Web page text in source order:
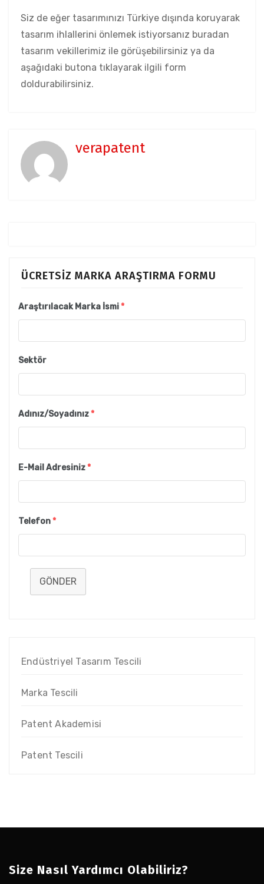
Siz de eğer tasarımınızı Türkiye dışında koruyarak
tasarım ihlallerini önlemek istiyorsanız buradan
tasarım vekillerimiz ile görüşebilirsiniz ya da
aşağıdaki butona tıklayarak ilgili form
doldurabilirsiniz.
verapatent
ÜCRETSİZ MARKA ARAŞTIRMA FORMU
Araştırılacak Marka İsmi*
Sektör
Adınız/Soyadınız*
E-Mail Adresiniz*
Telefon*
GÖNDER
Endüstriyel Tasarım Tescili
Marka Tescili
Patent Akademisi
Patent Tescili
Size Nasıl Yardımcı Olabiliriz?